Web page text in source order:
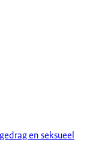
en seksueel